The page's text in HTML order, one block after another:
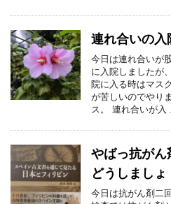
連れ合いの入
今日は連れ合いが
に入院しましたが
院に入る時はマス
が苦しいのでやり
ス。 連れ合いが入
やばっ抗が
どうしましょ
今日は抗がん剤二